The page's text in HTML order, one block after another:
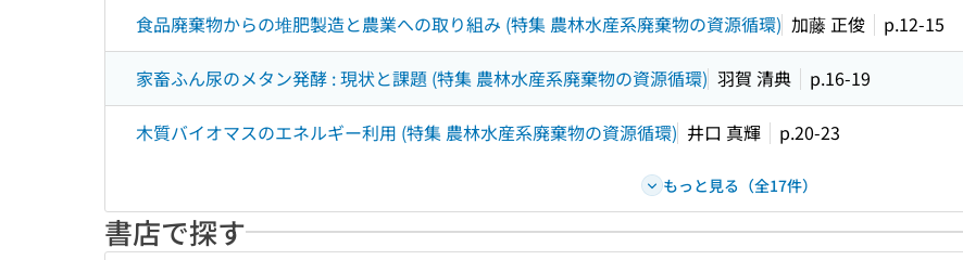
食品廃棄物からの堆肥製造と農業への取り組み (特集 農林水産系廃棄物の資源循環) 加藤 正俊 p.12-15
家畜ふん尿のメタン発酵 : 現状と課題 (特集 農林水産系廃棄物の資源循環) 羽賀 清典 p.16-19
木質バイオマスのエネルギー利用 (特集 農林水産系廃棄物の資源循環) 井口 真輝 p.20-23
もっと見る（全17件）
書店で探す